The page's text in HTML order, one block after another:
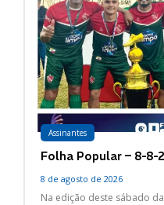
Assinantes
Folha Popular – 8-8-
8 de agosto de 2026
Na edição deste sábado